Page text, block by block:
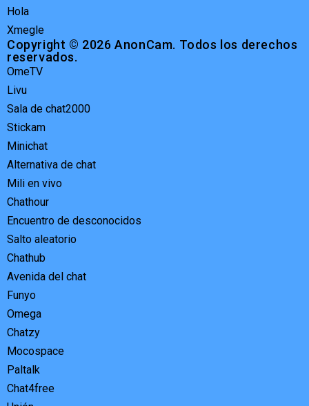
Hola
Xmegle
Copyright © 2026 AnonCam. Todos los derechos
reservados.
OmeTV
Livu
Sala de chat2000
Stickam
Minichat
Alternativa de chat
Mili en vivo
Chathour
Encuentro de desconocidos
Salto aleatorio
Chathub
Avenida del chat
Funyo
Omega
Chatzy
Mocospace
Paltalk
Chat4free